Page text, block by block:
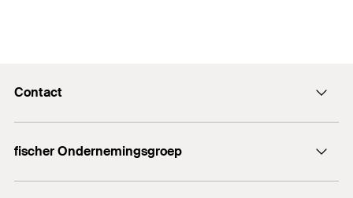
Contact
Stuur een email
fischer Ondernemingsgroep